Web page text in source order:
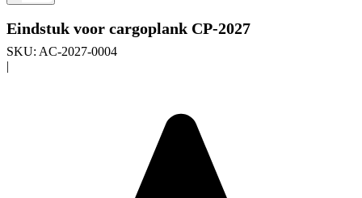
Eindstuk voor cargoplank CP-2027
SKU: AC-2027-0004
|